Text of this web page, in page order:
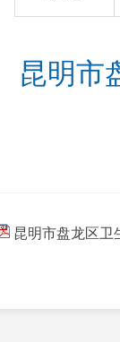
昆明市
昆明市盘龙区卫